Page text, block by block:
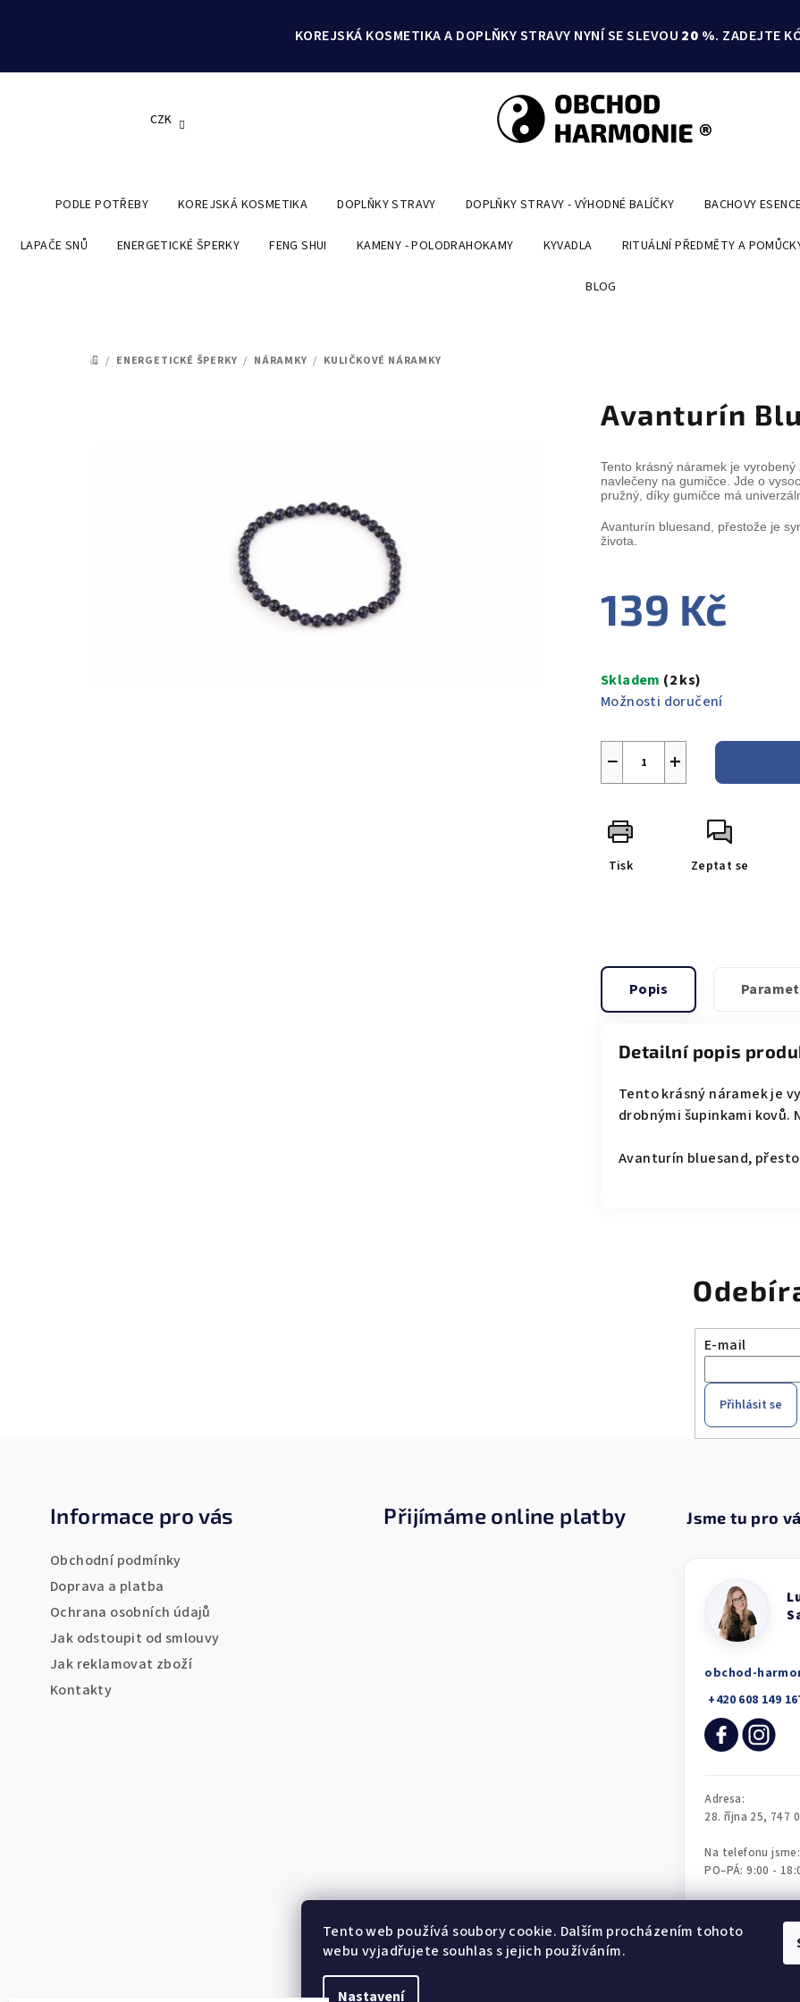
Tento web používá soubory cookie. Dalším procházením tohoto
webu vyjadřujete souhlas s jejich používáním.
Nastavení
KOREJSKÁ KOSMETIKA A DOPLŇKY STRAVY NYNÍ SE SLEVOU 20 %. ZADEJTE
CZK
PODLE POTŘEBY KOREJSKÁ KOSMETIKA DOPLŇKY STRAVY DOPLŇKY STRAVY - VÝHODNÉ BALÍČKY BACHOVY
LAPAČE SNŮ ENERGETICKÉ ŠPERKY FENG SHUI KAMENY - POLODRAHOKAMY KYVADLA RITUÁLNÍ PŘEDMĚTY A
BLOG
DOMŮ
/ ENERGETICKÉ ŠPERKY / NÁRAMKY / KULIČKOVÉ NÁRAMKY
Avanturín
Tento krásný náramek je vyrobený
navlečeny na gumičce. Jde o
pružný, díky gumičce má
Avanturín bluesand, přestože je
života.
139 Kč
cena:
Skladem (2 ks)
Možnosti doručení
+
−
Tisk Zeptat se
Popis
Detailní popis
Tento krásný náramek je
drobnými šupinkami kovů.
Avanturín bluesand,
E-mail
Přihlásit se
Informace pro vás
Obchodní podmínky
Doprava a platba
Ochrana osobních údajů
Jak odstoupit od smlouvy
Jak reklamovat zboží
Kontakty
Přijímáme online platby
obchod-